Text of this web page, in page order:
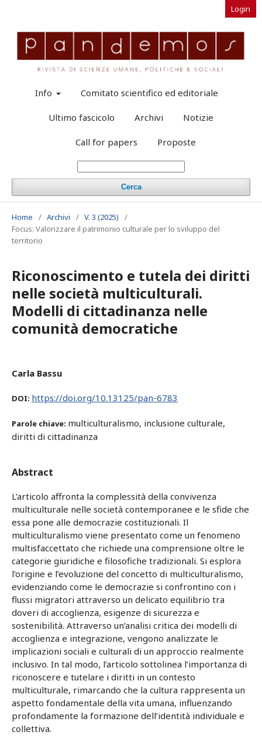
Info Comitato scientifico ed editoriale
Ultimo fascicolo Archivi Notizie
Call for papers Proposte
Cerca
Login
Home / Archivi / V. 3 (2025)
/
Focus: Valorizzare il patrimonio culturale per lo sviluppo del
territorio
Riconoscimento e tutela dei diritti
nelle società multiculturali.
Modelli di cittadinanza nelle
comunità democratiche
Carla Bassu
DOI: https://doi.org/10.13125/pan-6783
Parole chiave: multiculturalismo, inclusione culturale,
diritti di cittadinanza
Abstract
L’articolo affronta la complessità della convivenza
multiculturale nelle società contemporanee e le sfide che
essa pone alle democrazie costituzionali. Il
multiculturalismo viene presentato come un fenomeno
multisfaccettato che richiede una comprensione oltre le
categorie giuridiche e filosofiche tradizionali. Si esplora
l’origine e l’evoluzione del concetto di multiculturalismo,
evidenziando come le democrazie si confrontino con i
flussi migratori attraverso un delicato equilibrio tra
doveri di accoglienza, esigenze di sicurezza e
sostenibilità. Attraverso un’analisi critica dei modelli di
accoglienza e integrazione, vengono analizzate le
implicazioni sociali e culturali di un approccio realmente
inclusivo. In tal modo, l’articolo sottolinea l’importanza di
riconoscere e tutelare i diritti in un contesto
multiculturale, rimarcando che la cultura rappresenta un
aspetto fondamentale della vita umana, influenzando
profondamente la formazione dell’identità individuale e
collettiva.